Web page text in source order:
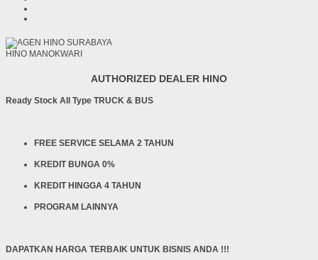
HINO MANOKWARI
AUTHORIZED DEALER HINO
Ready Stock All Type TRUCK & BUS
FREE SERVICE SELAMA 2 TAHUN
KREDIT BUNGA 0%
KREDIT HINGGA 4 TAHUN
PROGRAM LAINNYA
DAPATKAN HARGA TERBAIK UNTUK BISNIS ANDA !!!